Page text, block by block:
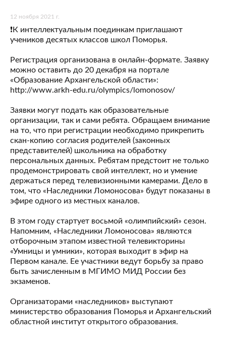
12 ноября 2021 г.
❗К интеллектуальным поединкам приглашают
учеников десятых классов школ Поморья.
Регистрация организована в онлайн-формате. Заявку
можно оставить до 20 декабря на портале
«Образование Архангельской области»:
http://www.arkh-edu.ru/olympics/lomonosov/
Заявки могут подать как образовательные
организации, так и сами ребята. Обращаем внимание
на то, что при регистрации необходимо прикрепить
скан-копию согласия родителей (законных
представителей) школьника на обработку
персональных данных. Ребятам предстоит не только
продемонстрировать свой интеллект, но и умение
держаться перед телевизионными камерами. Дело в
том, что «Наследники Ломоносова» будут показаны в
эфире одного из местных каналов.
В этом году стартует восьмой «олимпийский» сезон.
Напомним, «Наследники Ломоносова» являются
отборочным этапом известной телевикторины
«Умницы и умники», которая выходит в эфир на
Первом канале. Ее участники ведут борьбу за право
быть зачисленным в МГИМО МИД России без
экзаменов.
Организаторами «наследников» выступают
министерство образования Поморья и Архангельский
областной институт открытого образования.